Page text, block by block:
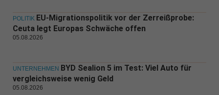
POLITIK EU-Migrationspolitik vor der Zerreißprobe:
Ceuta legt Europas Schwäche offen
05.08.2026
UNTERNEHMEN BYD Sealion 5 im Test: Viel Auto für
vergleichsweise wenig Geld
05.08.2026